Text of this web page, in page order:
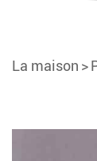
La maison